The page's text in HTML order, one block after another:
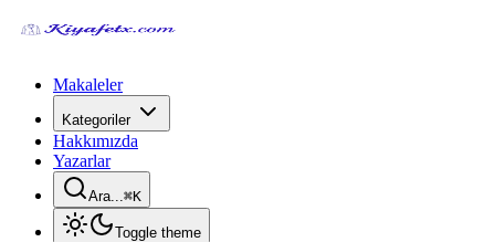
Makaleler
Kategoriler
Hakkımızda
Yazarlar
Ara...⌘K
Toggle theme